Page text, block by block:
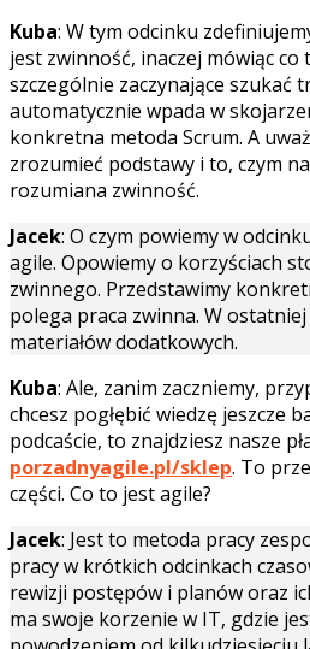
Kuba: W tym odcinku
jest zwinność, inaczej mówiąc co
szczególnie zaczynające szukać
automatycznie wpada w
konkretna metoda Scrum. A
zrozumieć podstawy i to, czym
rozumiana zwinność.
Jacek: O czym powiemy w
agile. Opowiemy o korzyściach
zwinnego. Przedstawimy
polega praca zwinna. W ostatniej
materiałów dodatkowych.
Kuba: Ale, zanim zaczniemy,
chcesz pogłębić wiedzę jeszcze
podcaście, to znajdziesz nasze
porzadnyagile.pl/sklep. To
części. Co to jest agile?
Jacek: Jest to metoda pracy
pracy w krótkich odcinkach
rewizji postępów i planów oraz
ma swoje korzenie w IT, gdzie